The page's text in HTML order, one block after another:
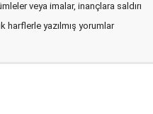
veya imalar, inançlara saldırı
harflerle yazılmış yorumlar